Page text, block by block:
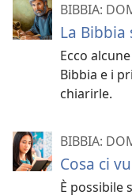
BIBBIA:
La Bibbia
Ecco
Bibbia e i
chiarirle.
BIBBIA:
Cosa ci
È possibile